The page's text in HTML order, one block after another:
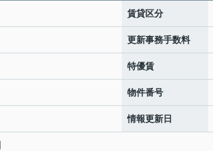
賃貸区分
更新事務手数料
特優賃
物件番号
情報更新日